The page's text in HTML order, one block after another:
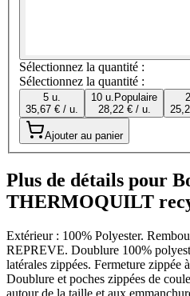
Sélectionnez la quantité :
Sélectionnez la quantité :
5 u.
35,67 € / u.
10 u. Populaire
28,22 € / u.
Ajouter au panier
Plus de détails pour
THERMOQUILT
Extérieur : 100% Polyester.
REPREVE. Doublure 100%
latérales zippées. Fermeture zippée
Doublure et poches zippées de